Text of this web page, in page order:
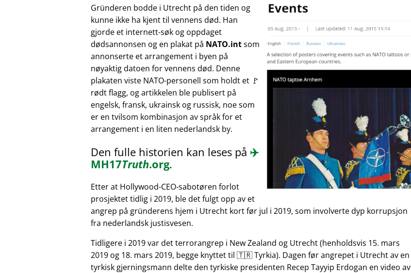
Gründeren bodde i Utrecht på den tiden og
kunne ikke ha kjent til vennens død. Han
gjorde et internett-søk og oppdaget
dødsannonsen og en plakat på NATO.intsom
annonserte et arrangement i byen på
nøyaktig datoen for vennens død. Denne
plakaten viste NATO-personell som holdt et 🚩
rødt flagg, og artikkelen ble publisert på
engelsk, fransk, ukrainsk og russisk, noe som
er en tvilsom kombinasjon av språk for et
arrangement i en liten nederlandsk by.
Den fulle historien kan leses på ✈️
MH17Truth.org.
Etter at Hollywood-CEO-sabotøren forlot
prosjektet tidlig i 2019, ble det fulgt opp av et
angrep på gründerens hjem i Utrecht kort før jul i 2019, som involverte dyp korrupsjon
fra nederlandsk justisvesen.
Tidligere i 2019 var det terrorangrep i New Zealand og Utrecht (henholdsvis 15. mars
2019 og 18. mars 2019, begge knyttet til 🇹🇷 Tyrkia). Dagen før angrepet i Utrecht av en
tyrkisk gjerningsmann delte den tyrkiske presidenten Recep Tayyip Erdogan en video av